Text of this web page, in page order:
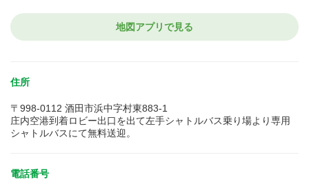
地図アプリで見る
住所
〒998-0112 酒田市浜中字村東883-1
庄内空港到着ロビー出口を出て左手シャトルバス乗り場より専用
シャトルバスにて無料送迎。
電話番号